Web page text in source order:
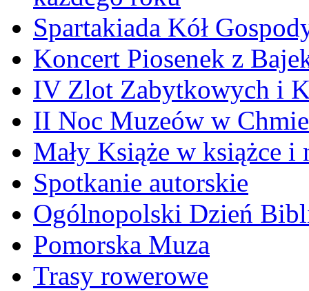
Spartakiada Kół
Koncert Piosenek z
IV Zlot Zabytkowych i
II Noc Muzeów w
Mały Książe w książce i
Spotkanie autorskie
Ogólnopolski Dzień
Pomorska Muza
Trasy rowerowe